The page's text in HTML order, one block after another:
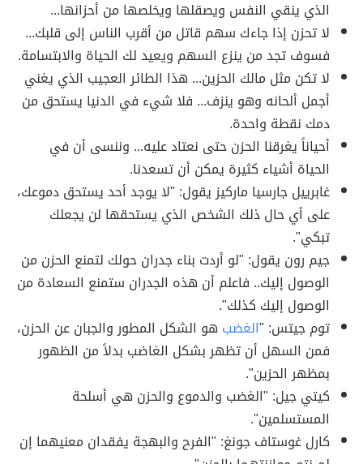
الذي ينقي النفس ويصقلها ويخلصها من أحزانها...
لا تحزن إذا جاءك سهم قاتل من أقرب الناس إلى قلبك...
فسوف تجد من ينزع السهم ويعيد لك الحياة والابتسامة.
لا تكن مثل مالك الحزين... هذا الطائر العجيب الذي يغني
أجمل ألحانه وهو ينزف... فلا شيء في الدنيا يستحق من
دمك نقطة واحدة.
أحياناً يغرقنا الحزن حتى نعتاد عليه... وننسى أن في
الحياة أشياء كثيرة يمكن أن تسعدنا.
غابرييل جارسيا ماركيز يقول: "لا يوجد أحد يستحق دموعك،
على أي حال ذلك الشخص الذي يستحقها لن يجعلك
تبكي".
جيم رون يقول: "لو أردت بناء جدران حولك لتمنع الحزن من
الوصول إليك.. فاعلم أن هذه الجدران ستمنع السعادة من
الوصول إليك كذلك".
توم جيتس: "الغضب هو الشكل المطور والجبان عن الحزن،
فمن السهل أن تظهر بشكل الغاضب بدلاً من الظهور
بمظهر الحزين".
كيتي جيل: "الغضب والدموع والحزن هي أسلحة
المستسلمين".
كارل غوستاف جونغ: "الفرح والبهجة يفقدان معنيهما إن